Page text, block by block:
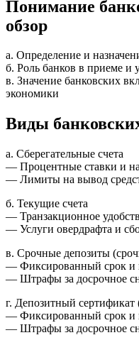
Понимание
обзор
а. Определение и
б. Роль банков в приеме и
в. Значение банковских
экономики
Виды
а. Сберегательные счета
— Процентные ставки и
— Лимиты на вывод
б. Текущие счета
— Транзакционное
— Услуги овердрафта и
в. Срочные депозиты
— Фиксированный срок и
— Штрафы за досрочное
г. Депозитный сертификат
— Фиксированный срок и
— Штрафы за досрочное